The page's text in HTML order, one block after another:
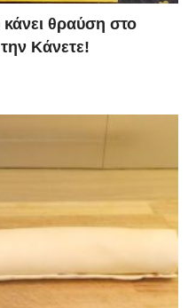
θραύση στο
Κάνετε!